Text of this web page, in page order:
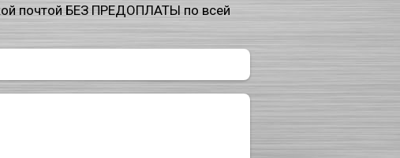
почтой БЕЗ ПРЕДОПЛАТЫ по всей